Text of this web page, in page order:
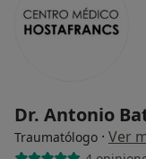
Dr. Antonio
Traumatólogo · Ver